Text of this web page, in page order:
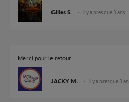
Gilles S. il y a presque 3 ans
Merci pour le retour.
JACKY M. il y a presque 3